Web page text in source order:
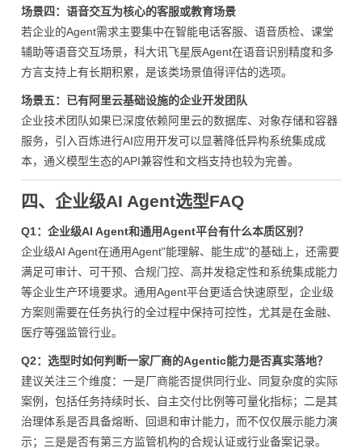
场景四：语音交互为核心的客服或教育场景
若企业的Agent需求主要集中在智能电话客服、语音质检、课堂
辅助等语音交互场景，科大讯飞星辰Agent在语音识别精度和多
方言支持上有长期积累，是该类场景值得评估的选项。
场景五：已有阿里云基础设施的企业开发团队
企业技术团队如果已深度依赖阿里云的数据库、对象存储和容器
服务，引入百炼进行AI应用开发可以显著降低异构系统集成成
本，通义模型生态的API兼容性和文档支持也较为完善。
四、企业级AI Agent选型FAQ
Q1：企业级AI Agent和通用Agent平台有什么本质区别？
企业级AI Agent在通用Agent"能理解、能生成"的基础上，还需要
满足可审计、可干预、合规门控、高并发稳定性和系统集成能力
等企业生产环境要求。通用Agent平台更适合快速原型，企业级
方案则需要在任务执行的全过程中保持可控性，尤其是在金融、
医疗等强监管行业。
Q2：选型时如何判断一家厂商的Agentic能力是否真实落地？
建议关注三个维度：一是厂商能否提供同行业、同复杂度的实际
案例，包括任务持续时长、自主交付比例等可量化指标；二是其
治理体系是否具备熔断、回退和审计能力，而不仅仅展示能力演
示；三是是否有第三方监管机构的合规认证或行业备案记录。